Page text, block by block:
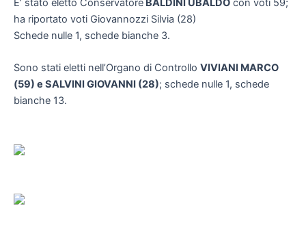
ha riportato voti Giovannozzi Silvia (28)
Schede nulle 1, schede bianche 3.
Sono stati eletti nell’Organo di Controllo VIVIANI MARCO
(59) e SALVINI GIOVANNI (28); schede nulle 1, schede
bianche 13.